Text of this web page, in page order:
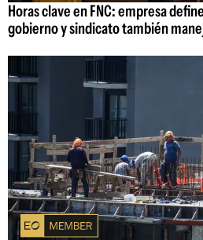
Horas clave en FNC: empresa
gobierno y sindicato también